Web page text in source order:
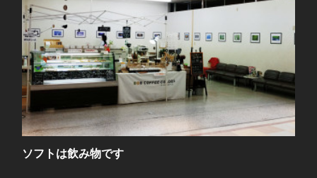
ソフトは飲み物です